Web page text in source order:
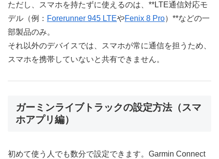
ただし、スマホを持たずに使えるのは、**LTE通信対応モ
デル（例： Forerunner 945 LTEやFenix 8 Pro）**などの一
部製品のみ。
それ以外のデバイスでは、スマホが常に通信を担うため、
スマホを携帯していないと共有できません。
ガーミンライブトラックの設定方法（スマ
ホアプリ編）
初めて使う人でも数分で設定できます。Garmin Connect